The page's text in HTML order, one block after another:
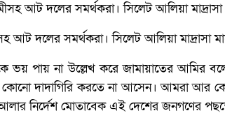
আট দলের সমর্থকরা। সিলেট আলিয়া মাদ্রাসা
ভয় পায় না উল্লেখ করে জামায়াতের আমির
দাদাগিরি করতে না আসেন। আমরা আর
নির্দেশ মোতাবেক এই দেশের জনগণের